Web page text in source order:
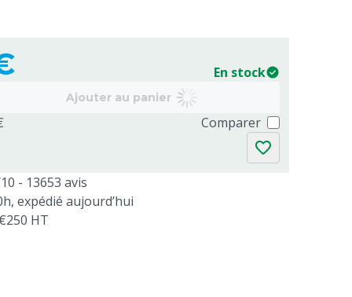
En stock
Ajouter au panier
Comparer
- 13653 avis
expédié aujourd’hui
HT